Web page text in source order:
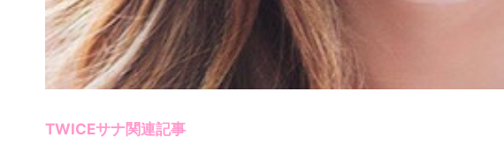
TWICEサナ関連記事